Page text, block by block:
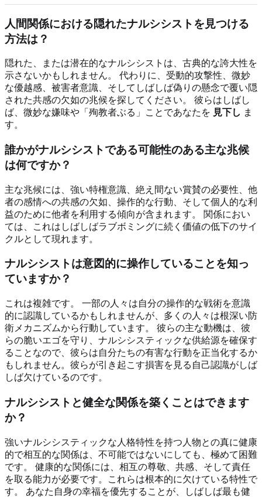
人間関係における隠れたナルシシストを見つける
方法は？
隠れた、または潜在的なナルシシストは、古典的な誇大性を
示さないかもしれません。 代わりに、受動的攻撃性、微妙
な優越感、被害者意識、そしてしばしば偽りの懸念で覆い隠
された共感の欠如の兆候を探してください。 彼らはしばし
ば、微妙な嫌味や「殉教者ぶる」ことであなたを 見下し ま
す。
誰かがナルシシストである可能性のある主な兆候
は何ですか？
主な兆候には、強い特権意識、絶え間ない賞賛の必要性、他
者の感情への共感の欠如、操作的な行動、そして個人的な利
益のために他者を利用する傾向が含まれます。 関係におい
ては、これはしばしばラブボミングに続く価値の低下のサイ
クルとして現れます。
ナルシシストは意図的に操作していることを知っ
ていますか？
これは複雑です。 一部の人々は自分の操作的な戦術を意識
的に認識しているかもしれませんが、多くの人々は根深い防
衛メカニズムから行動しています。 彼らの主な動機は、彼
らの脆いエゴを守り、ナルシシスティックな供給源を確保す
ることなので、彼らは自分たちの有害な行動を正当化するか
もしれません。彼らが引き起こす損害を見る自己認識がしば
しば欠けているのです。
ナルシシストと健全な関係を築くことはできます
か？
強いナルシシスティックな人格特性を持つ人物との真に健康
的で相互的な関係は、不可能ではないにしても、極めて困難
です。 健康的な関係には、相互の尊敬、共感、そして責任
を取る能力が必要です。これらは根本的に欠けている特性で
す。 あなた自身の幸福を優先することが、しばしば最も健